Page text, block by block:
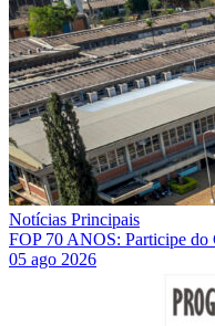
Notícias Principais
FOP 70 ANOS: Participe do
05 ago 2026